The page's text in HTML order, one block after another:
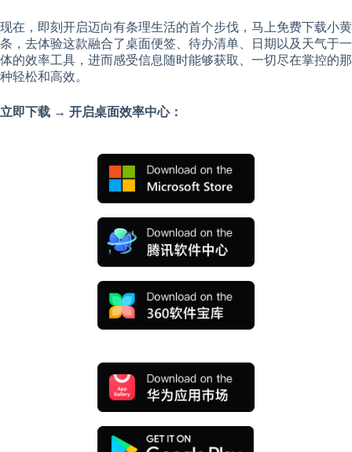
现在，即刻开启迈向有条理生活的首个步伐，马上免费下载小黄
条，去体验这款融合了桌面便签、待办清单、日期以及天气于一
体的效率工具，进而感受信息随时能够获取、一切尽在掌控的那
种轻松和高效。
立即下载 → 开启桌面效率中心：